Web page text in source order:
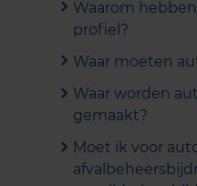
Waarom
profiel?
Waar moeten
Waar worden
gemaakt?
Moet ik voor